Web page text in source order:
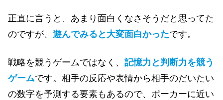
正直に言うと、あまり面白くなさそうだと思ってた
のですが、 遊んでみると大変面白かったです。
戦略を競うゲームではなく、 記憶力と判断力を競う
ゲームです。相手の反応や表情から相手のだいたい
の数字を予測する要素もあるので、ポーカーに近い